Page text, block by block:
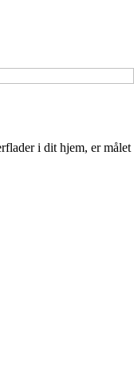
i dit hjem, er målet